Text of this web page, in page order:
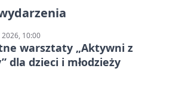
10:00
warsztaty „Aktywni z
dla dzieci i młodzieży